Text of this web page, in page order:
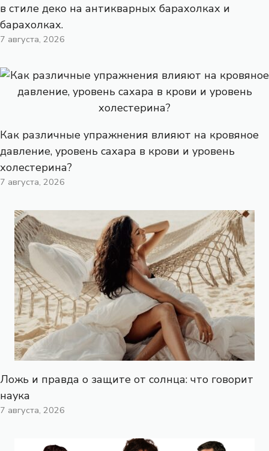
в стиле деко на антикварных барахолках и
барахолках.
7 августа, 2026
Как различные упражнения влияют на кровяное
давление, уровень сахара в крови и уровень
холестерина?
7 августа, 2026
Ложь и правда о защите от солнца: что говорит
наука
7 августа, 2026